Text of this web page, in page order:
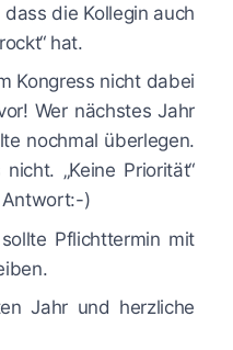
die Kollegin auch
hat.
Kongress nicht dabei
Wer nächstes Jahr
nochmal überlegen.
„Keine Priorität“
Antwort:-)
Pflichttermin mit
Jahr und herzliche